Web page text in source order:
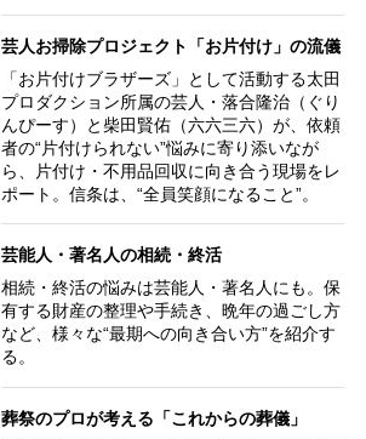
芸人お掃除プロジェクト「お片付け」の流儀
「お片付けブラザーズ」として活動する太田
プロダクション所属の芸人・落合隆治（ぐり
んぴーす）と柴田賢佑（六六三六）が、依頼
者の“片付けられない”悩みに寄り添いなが
ら、片付け・不用品回収に向き合う現場をレ
ポート。信条は、“全員笑顔になること”。
芸能人・著名人の相続・終活
相続・終活の悩みは芸能人・著名人にも。保
有する財産の整理や手続き、晩年の過ごし方
など、様々な“最期への向き合い方”を紹介す
る。
葬祭のプロが考える「これからの葬儀」